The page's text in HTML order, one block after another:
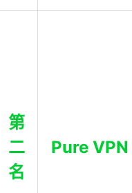
第
二
名
Pure VPN